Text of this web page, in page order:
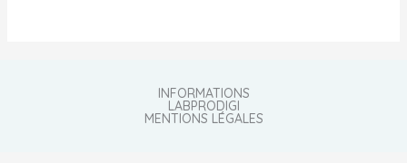
INFORMATIONS
LABPRODIGI
MENTIONS LÉGALES